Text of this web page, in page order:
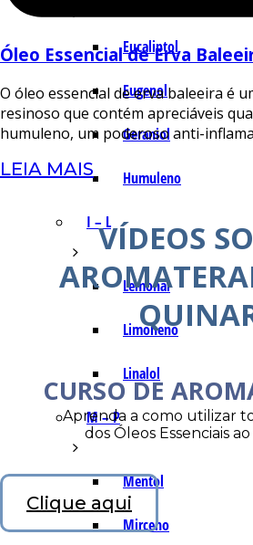
Eucaliptol
Eugenol
Geraniol
Humuleno
I – L
Lemonal
Limoneno
Linalol
M – P
Mentol
Mirceno
Óleo Essencial de Erva
O óleo essencial de erva baleeira é
resinoso que contém apreciáveis
humuleno, um poderoso anti-
LEIA MAIS
VÍDEOS
CURSO DE
Aprenda a como utilizar
dos Óleos Essenciais
Clique aqui